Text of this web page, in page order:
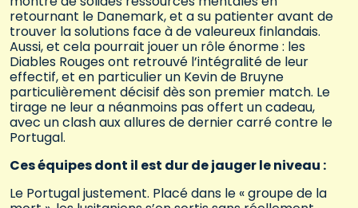
retournant le Danemark, et a su patienter avant de
trouver la solutions face à de valeureux finlandais.
Aussi, et cela pourrait jouer un rôle énorme : les
Diables Rouges ont retrouvé l’intégralité de leur
effectif, et en particulier un Kevin de Bruyne
particulièrement décisif dès son premier match. Le
tirage ne leur a néanmoins pas offert un cadeau,
avec un clash aux allures de dernier carré contre le
Portugal.
Ces équipes dont il est dur de jauger le niveau :
Le Portugal justement. Placé dans le « groupe de la